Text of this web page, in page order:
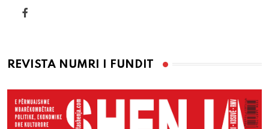
REVISTA NUMRI I FUNDIT